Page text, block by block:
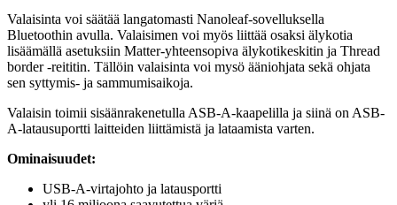
Valaisinta voi säätää langatomasti Nanoleaf-sovelluksella
Bluetoothin avulla. Valaisimen voi myös liittää osaksi älykotia
lisäämällä asetuksiin Matter-yhteensopiva älykotikeskitin ja Thread
border -reititin. Tällöin valaisinta voi mysö ääniohjata sekä ohjata
sen syttymis- ja sammumisaikoja.
Valaisin toimii sisäänrakenetulla ASB-A-kaapelilla ja siinä on ASB-
A-latausuportti laitteiden liittämistä ja lataamista varten.
Ominaisuudet:
USB-A-virtajohto ja latausportti